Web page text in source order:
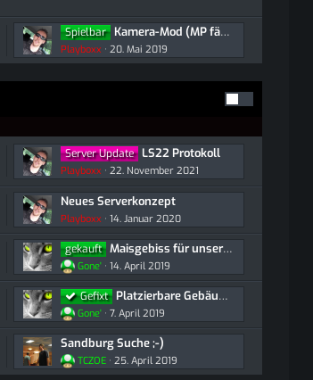
Spielbar Kamera-Mod (MP fähig)
Playboxx 20. Mai 2019
Server Update LS22 Protokoll
Playboxx 22. November 2021
Neues Serverkonzept
Playboxx 14. Januar 2020
gekauft Maisgebiss für unseren Drescher
Gone' 14. April 2019
Gefixt Platzierbare Gebäude/Objekte
Gone' 7. April 2019
Sandburg Suche ;-)
TCZOE 25. April 2019